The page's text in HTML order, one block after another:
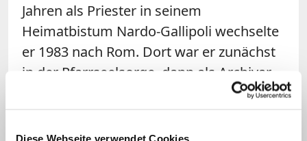
Diese Webseite verwendet Cookies
Jahren als Priester in seinem
Heimatbistum Nardo-Gallipoli wechselte
er 1983 nach Rom. Dort war er zunächst
in der Pfarrseelsorge, dann als Archivar
im Sekretariat des Kardinalskollegiums
Bistums Rom tätig. Zeitweise war er auch